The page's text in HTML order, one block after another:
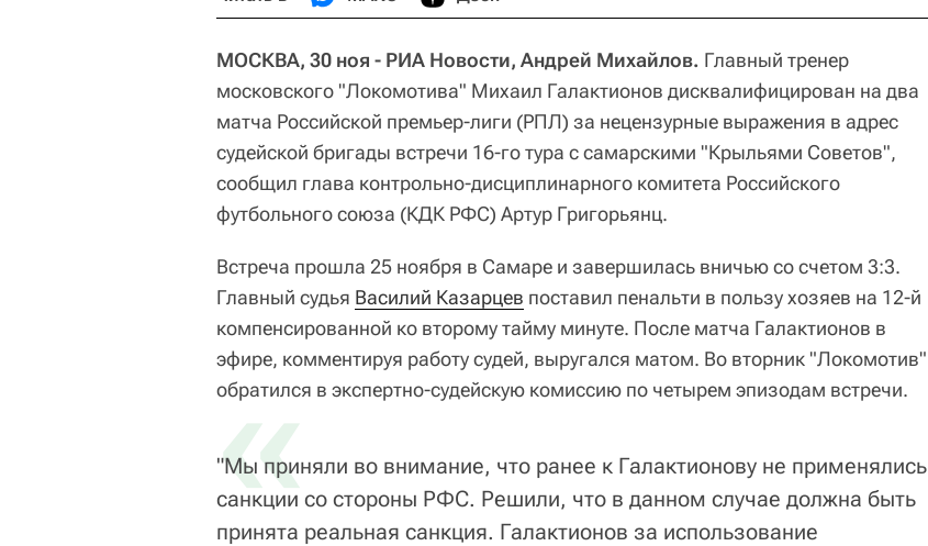
МОСКВА, 30 ноя - РИА Новости, Андрей Михайлов. Главный тренер
московского "Локомотива" Михаил Галактионов дисквалифицирован на два
матча Российской премьер-лиги (РПЛ) за нецензурные выражения в адрес
судейской бригады встречи 16-го тура с самарскими "Крыльями Советов",
сообщил глава контрольно-дисциплинарного комитета Российского
футбольного союза (КДК РФС) Артур Григорьянц.
Встреча прошла 25 ноября в Самаре и завершилась вничью со счетом 3:3.
Главный судья Василий Казарцев поставил пенальти в пользу хозяев на 12-й
компенсированной ко второму тайму минуте. После матча Галактионов в
эфире, комментируя работу судей, выругался матом. Во вторник "Локомотив"
обратился в экспертно-судейскую комиссию по четырем эпизодам встречи.
«
"Мы приняли во внимание, что ранее к Галактионову не применялись
санкции со стороны РФС. Решили, что в данном случае должна быть
принята реальная санкция. Галактионов за использование